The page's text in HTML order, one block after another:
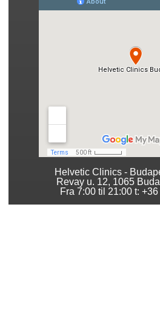
Helvetic Clinics -
Revay u. 12, 1065
Fra 7:00 til 21:00 t: